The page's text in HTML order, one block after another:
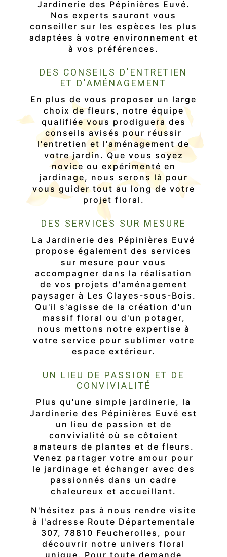
Jardinerie des Pépinières Euvé.
Nos experts sauront vous
conseiller sur les espèces les plus
adaptées à votre environnement et
à vos préférences.
DES CONSEILS D'ENTRETIEN
ET D'AMÉNAGEMENT
En plus de vous proposer un large
choix de fleurs, notre équipe
qualifiée vous prodiguera des
conseils avisés pour réussir
l'entretien et l'aménagement de
votre jardin. Que vous soyez
novice ou expérimenté en
jardinage, nous serons là pour
vous guider tout au long de votre
projet floral.
DES SERVICES SUR MESURE
La Jardinerie des Pépinières Euvé
propose également des services
sur mesure pour vous
accompagner dans la réalisation
de vos projets d'aménagement
paysager à Les Clayes-sous-Bois.
Qu'il s'agisse de la création d'un
massif floral ou d'un potager,
nous mettons notre expertise à
votre service pour sublimer votre
espace extérieur.
UN LIEU DE PASSION ET DE
CONVIVIALITÉ
Plus qu'une simple jardinerie, la
Jardinerie des Pépinières Euvé est
un lieu de passion et de
convivialité où se côtoient
amateurs de plantes et de fleurs.
Venez partager votre amour pour
le jardinage et échanger avec des
passionnés dans un cadre
chaleureux et accueillant.
N'hésitez pas à nous rendre visite
à l'adresse Route Départementale
307, 78810 Feucherolles, pour
découvrir notre univers floral
unique. Pour toute demande